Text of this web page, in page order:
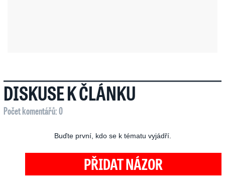
DISKUSE K ČLÁNKU
Počet komentářů: 0
Buďte první, kdo se k tématu vyjádří.
PŘIDAT NÁZOR